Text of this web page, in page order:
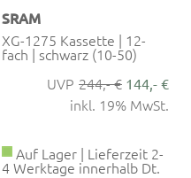
SRAM
XG-1275 Kassette | 12-
fach | schwarz (10-50)
244,- € 144,- €
inkl. 19% MwSt.
Auf Lager | Lieferzeit 2-
4 Werktage innerhalb Dt.